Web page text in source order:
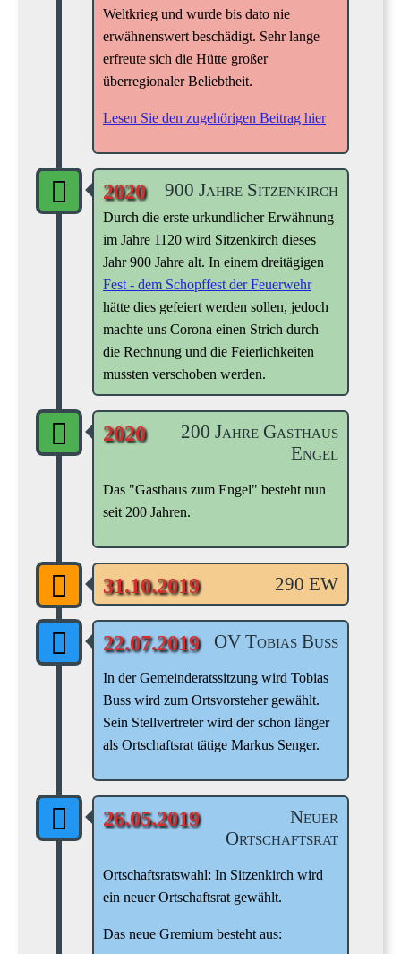
Weltkrieg und wurde bis dato nie
erwähnenswert beschädigt. Sehr lange
erfreute sich die Hütte großer
überregionaler Beliebtheit.
Lesen Sie den zugehörigen Beitrag hier
2020 900 Jahre Sitzenkirch
Durch die erste urkundlicher Erwähnung
im Jahre 1120 wird Sitzenkirch dieses
Jahr 900 Jahre alt. In einem dreitägigen
Fest - dem Schopffest der Feuerwehr
hätte dies gefeiert werden sollen, jedoch
machte uns Corona einen Strich durch
die Rechnung und die Feierlichkeiten
mussten verschoben werden.
2020
200 Jahre Gasthaus
Engel
Das "Gasthaus zum Engel" besteht nun
seit 200 Jahren.
31.10.2019 290 EW
22.07.2019 OV Tobias Buss
In der Gemeinderatssitzung wird Tobias
Buss wird zum Ortsvorsteher gewählt.
Sein Stellvertreter wird der schon länger
als Ortschaftsrat tätige Markus Senger.
26.05.2019
Neuer
Ortschaftsrat
Ortschaftsratswahl: In Sitzenkirch wird
ein neuer Ortschaftsrat gewählt.
Das neue Gremium besteht aus: